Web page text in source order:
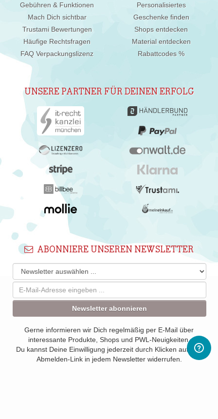
Gebühren & Funktionen
Mach Dich sichtbar
Trustami Bewertungen
Häufige Rechtsfragen
FAQ Verpackungslizenz
Personalisiertes
Geschenke finden
Shops entdecken
Material entdecken
Rabattcodes %
UNSERE PARTNER FÜR DEINEN ERFOLG
ABONNIERE UNSEREN NEWSLETTER
Newsletter abonnieren
Gerne informieren wir Dich regelmäßig per E-Mail über
interessante Produkte, Shops und PWL-Neuigkeiten.
Du kannst Deine Einwilligung jederzeit durch Klicken auf den
Abmelden-Link in jedem Newsletter widerrufen.